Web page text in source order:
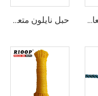
حبل ملتوي معاد تدويره من البولي إيثيلين حبل نايلون متعدد الخيوط ملتوي